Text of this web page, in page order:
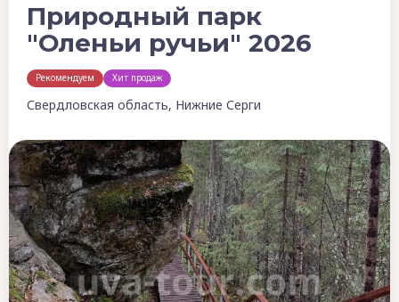
Природный парк
"Оленьи ручьи" 2026
Рекомендуем Хит продаж
Свердловская область, Нижние Серги